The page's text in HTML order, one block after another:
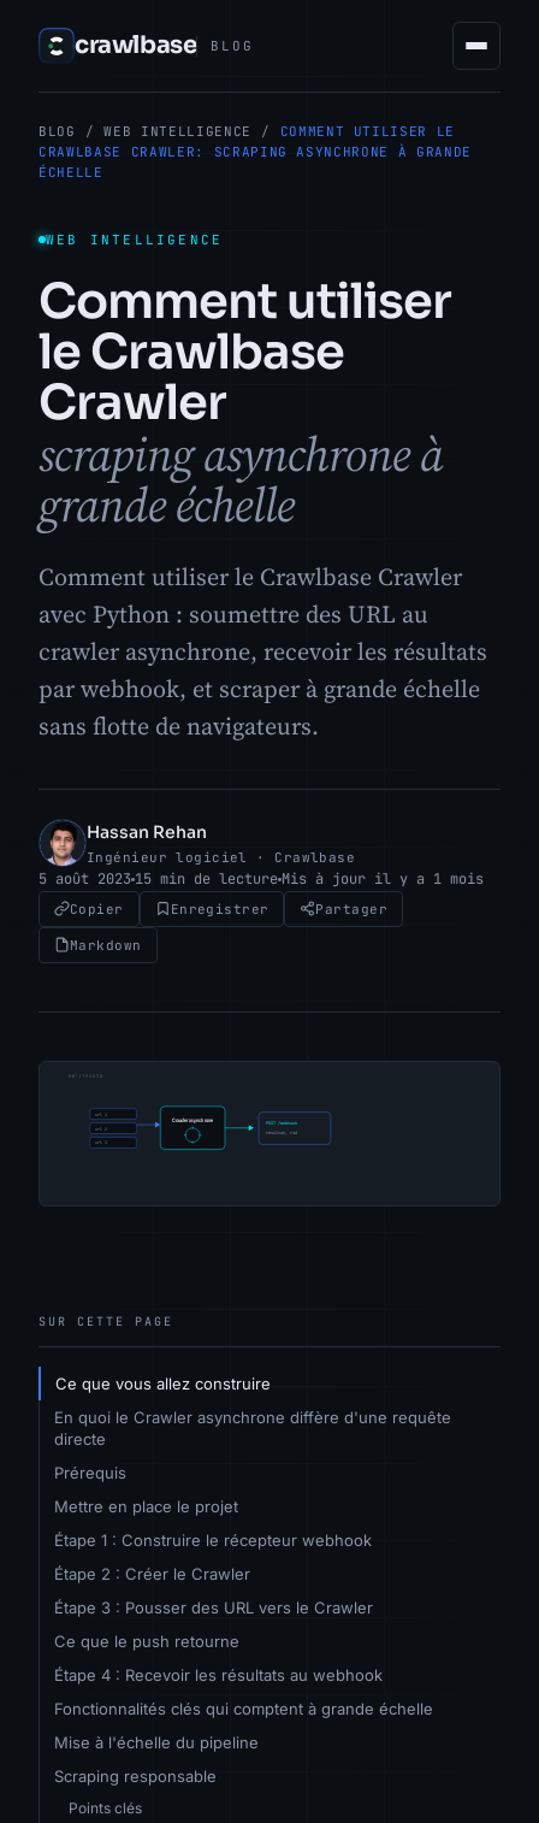
crawlbase BLOG
BLOG / WEB INTELLIGENCE /
COMMENT UTILISER LE
CRAWLBASE CRAWLER: SCRAPING ASYNCHRONE À GRANDE
ÉCHELLE
WEB INTELLIGENCE
Comment utiliser
le Crawlbase
Crawler
scraping asynchrone à
grande échelle
Comment utiliser le Crawlbase Crawler
avec Python : soumettre des URL au
crawler asynchrone, recevoir les résultats
par webhook, et scraper à grande échelle
sans flotte de navigateurs.
HR
Hassan Rehan
Ingénieur logiciel · Crawlbase
5 août 2023 15 min de lecture Mis à jour il y a 1 mois
Copier Enregistrer Partager
Markdown
SUR CETTE PAGE
Ce que vous allez construire
En quoi le Crawler asynchrone diffère d'une requête
directe
Prérequis
Mettre en place le projet
Étape 1 : Construire le récepteur webhook
Étape 2 : Créer le Crawler
Étape 3 : Pousser des URL vers le Crawler
Ce que le push retourne
Étape 4 : Recevoir les résultats au webhook
Fonctionnalités clés qui comptent à grande échelle
Mise à l'échelle du pipeline
Scraping responsable
Points clés